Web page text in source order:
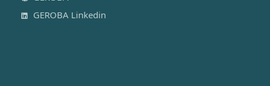
GEROBA Linkedin